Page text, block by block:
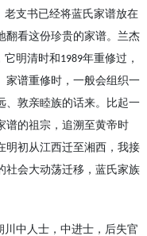
老支书已经将蓝氏家谱放在
翻看这份珍贵的家谱。兰杰
它明清时和 1989年重修过，
家谱重修时，一般会组织一
、敦亲睦族的话来。比起一
谱的祖宗，追溯至黄帝时
明初从江西迁至湘西，我接
社会大动荡迁移，蓝氏家族
川中人士，中进士，后失官